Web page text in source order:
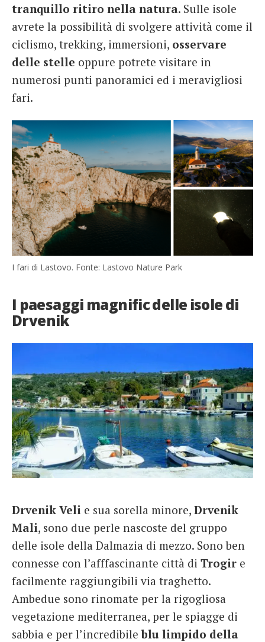
tranquillo ritiro nella natura. Sulle isole
avrete la possibilità di svolgere attività come il
ciclismo, trekking, immersioni, osservare
delle stelle oppure potrete visitare in
numerosi punti panoramici ed i meravigliosi
fari.
I fari di Lastovo. Fonte: Lastovo Nature Park
I paesaggi magnific delle isole di
Drvenik
Drvenik Veli e sua sorella minore, Drvenik
Mali, sono due perle nascoste del gruppo
delle isole della Dalmazia di mezzo. Sono ben
connesse con l’afffascinante città di Trogir e
facilmente raggiungibili via traghetto.
Ambedue sono rinomate per la rigogliosa
vegetazione mediterranea, per le spiagge di
sabbia e per l’incredibileblu limpido della